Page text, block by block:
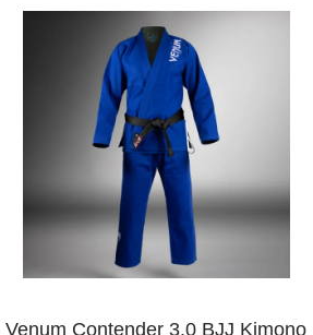
Venum Contender 3.0 BJJ Kimono